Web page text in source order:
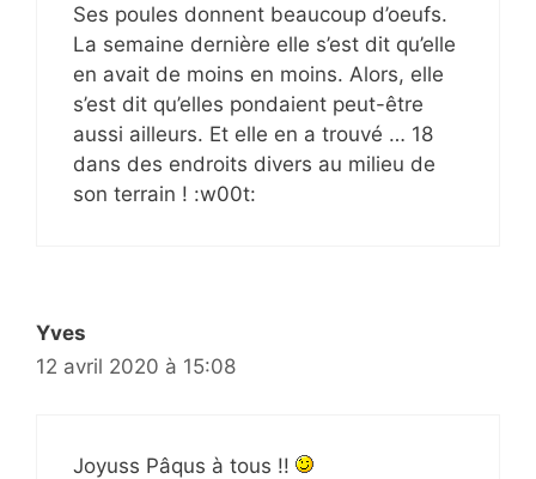
Ses poules donnent beaucoup d’oeufs.
La semaine dernière elle s’est dit qu’elle
en avait de moins en moins. Alors, elle
s’est dit qu’elles pondaient peut-être
aussi ailleurs. Et elle en a trouvé … 18
dans des endroits divers au milieu de
son terrain ! :w00t:
Yves
12 avril 2020 à 15:08
Joyuss Pâqus à tous !!